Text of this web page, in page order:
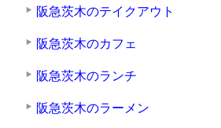
阪急茨木のテイクアウト
阪急茨木のカフェ
阪急茨木のランチ
阪急茨木のラーメン